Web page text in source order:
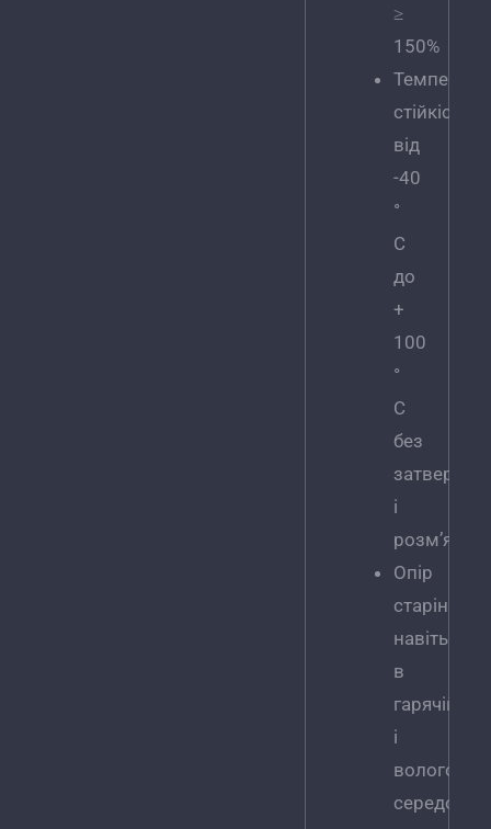
≥
150%
стійкість
від
-40
°
C
до
+
100
°
C
без
і
Опір
старіння
навіть
в
гарячій
і
вологому